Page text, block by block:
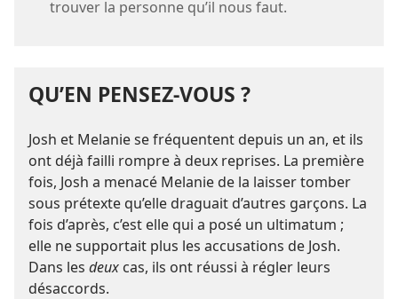
trouver la personne qu’il nous faut.
QU’EN PENSEZ-​VOUS ?
Josh et Melanie se fréquentent depuis un an, et ils
ont déjà failli rompre à deux reprises. La première
fois, Josh a menacé Melanie de la laisser tomber
sous prétexte qu’elle draguait d’autres garçons. La
fois d’après, c’est elle qui a posé un ultimatum ;
elle ne supportait plus les accusations de Josh.
Dans les deux cas, ils ont réussi à régler leurs
désaccords.